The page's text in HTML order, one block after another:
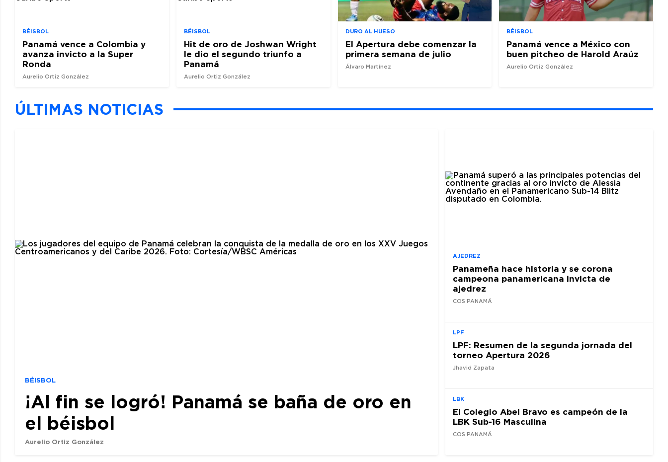
BÉISBOL
Panamá vence a Colombia y
avanza invicto a la Super
Ronda
Aurelio Ortiz González
BÉISBOL
Hit de oro de Joshwan Wright
le dio el segundo triunfo a
Panamá
Aurelio Ortiz González
DURO AL HUESO
El Apertura debe comenzar la
primera semana de julio
Álvaro Martínez
BÉISBOL
Panamá vence a México con
buen pitcheo de Harold Araúz
Aurelio Ortiz González
ÚLTIMAS NOTICIAS
BÉISBOL
¡Al fin se logró! Panamá se baña de oro en
el béisbol
Aurelio Ortiz González
AJEDREZ
Panameña hace historia y se corona
campeona panamericana invicta de
ajedrez
COS PANAMÁ
LPF
LPF: Resumen de la segunda jornada del
torneo Apertura 2026
Jhavid Zapata
LBK
El Colegio Abel Bravo es campeón de la
LBK Sub-16 Masculina
COS PANAMÁ